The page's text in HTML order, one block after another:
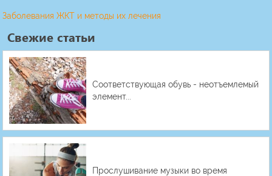
Заболевания ЖКТ и методы их лечения
Свежие статьи
Соответствующая обувь - неотъемлемый
элемент...
Прослушивание музыки во время